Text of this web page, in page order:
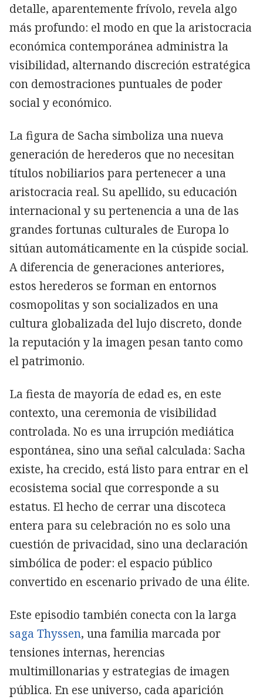
detalle, aparentemente frívolo, revela algo
más profundo: el modo en que la aristocracia
económica contemporánea administra la
visibilidad, alternando discreción estratégica
con demostraciones puntuales de poder
social y económico.
La figura de Sacha simboliza una nueva
generación de herederos que no necesitan
títulos nobiliarios para pertenecer a una
aristocracia real. Su apellido, su educación
internacional y su pertenencia a una de las
grandes fortunas culturales de Europa lo
sitúan automáticamente en la cúspide social.
A diferencia de generaciones anteriores,
estos herederos se forman en entornos
cosmopolitas y son socializados en una
cultura globalizada del lujo discreto, donde
la reputación y la imagen pesan tanto como
el patrimonio.
La fiesta de mayoría de edad es, en este
contexto, una ceremonia de visibilidad
controlada. No es una irrupción mediática
espontánea, sino una señal calculada: Sacha
existe, ha crecido, está listo para entrar en el
ecosistema social que corresponde a su
estatus. El hecho de cerrar una discoteca
entera para su celebración no es solo una
cuestión de privacidad, sino una declaración
simbólica de poder: el espacio público
convertido en escenario privado de una élite.
Este episodio también conecta con la larga
saga Thyssen, una familia marcada por
tensiones internas, herencias
multimillonarias y estrategias de imagen
pública. En ese universo, cada aparición